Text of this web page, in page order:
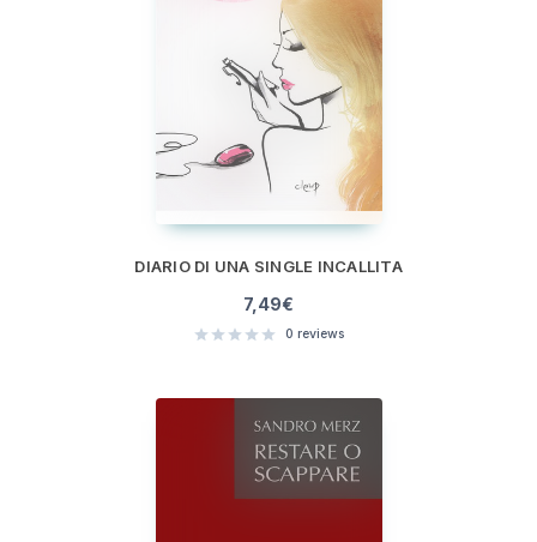
DIARIO DI UNA SINGLE INCALLITA
7,49€
0 reviews